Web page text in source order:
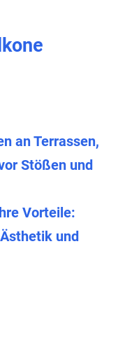
an Terrassen,
Stößen und
Vorteile:
und